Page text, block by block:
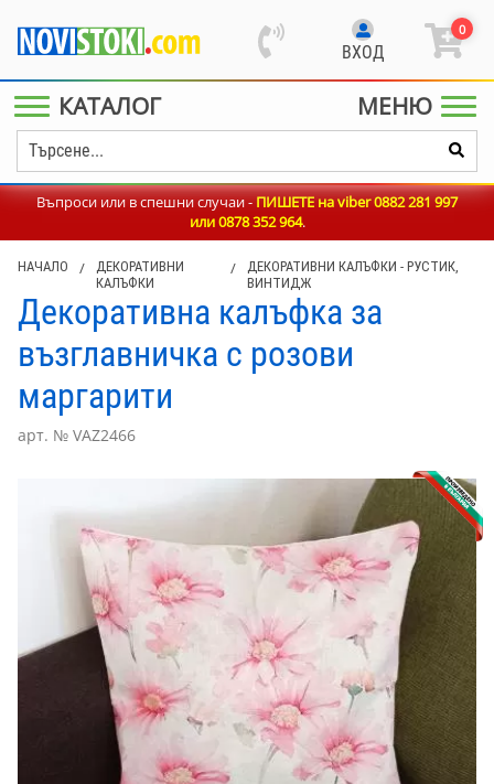
ВХОД
0
КАТАЛОГ МЕНЮ
Въпроси или в спешни случаи -ПИШЕТЕ на viber 0882 281 997
или0878 352 964.
НАЧАЛО /
ДЕКОРАТИВНИ
КАЛЪФКИ
/
ДЕКОРАТИВНИ КАЛЪФКИ - РУСТИК,
ВИНТИДЖ
Декоративна калъфка за
възглавничка с розови
маргарити
арт. № VAZ2466